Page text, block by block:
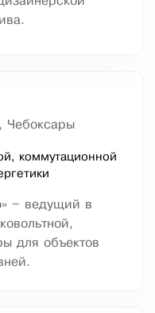
Чебоксары
коммутационной
– ведущий в
для объектов